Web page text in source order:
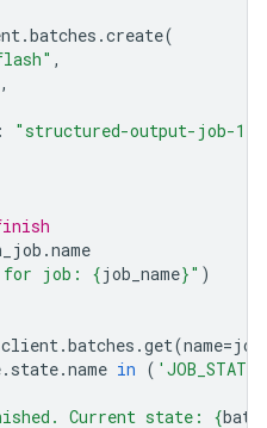
.batches .create(
,
,
:
"structured-output-job-1"
.name
for job: {job_name}" )
client.batches .get(name=
. state.name in (
Current state: {